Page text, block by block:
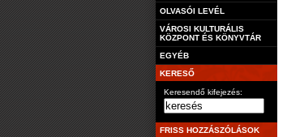
OLVASÓI LEVÉL
VÁROSI KULTURÁLIS
KÖZPONT ÉS KÖNYVTÁR
EGYÉB
KERESŐ
Keresendő kifejezés:
FRISS HOZZÁSZÓLÁSOK